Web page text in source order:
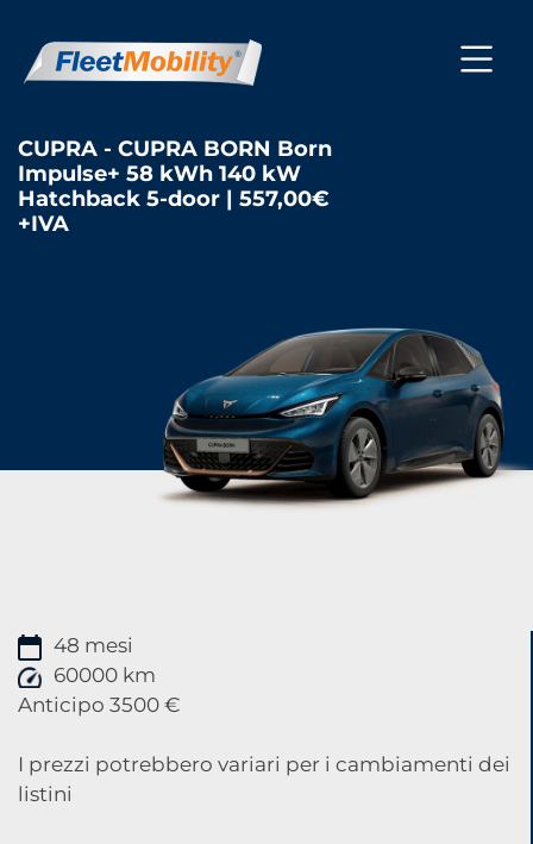
CUPRA - CUPRA BORN Born
Impulse+ 58 kWh 140 kW
Hatchback 5-door | 557,00€
+IVA
48 mesi
60000 km
Anticipo 3500 €
I prezzi potrebbero variari per i cambiamenti dei
listini